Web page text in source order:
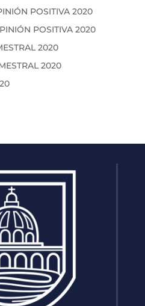
POSITIVA 2020
POSITIVA 2020
2020
2020